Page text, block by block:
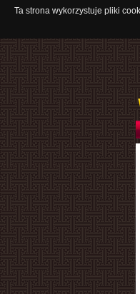
Ta strona wykorzystuje pliki